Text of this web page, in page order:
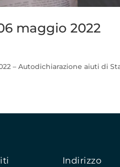
maggio 2022
– Autodichiarazione aiuti di
Indirizzo